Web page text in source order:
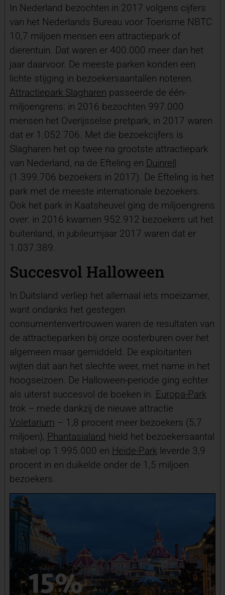
In Nederland bezochten in 2017 volgens cijfers
van het Nederlands Bureau voor Toerisme NBTC
10,7 miljoen mensen een attractiepark of
dierentuin. Dat waren er 400.000 meer dan het
jaar daarvoor. De meeste parken konden een
lichte stijging in bezoekersaantallen noteren.
Attractiepark Slagharen passeerde de één-
miljoengrens: in 2016 bezochten 997.000
mensen het Overijsselse pretpark, in 2017 waren
dat er 1.052.706. Met die bezoekcijfers is
Slagharen het op twee na grootste attractiepark
van Nederland, na de Efteling en Duinrell
(1.399.706 bezoekers in 2017). De Efteling is het
park met de meeste internationale bezoekers.
Ook het park in Kaatsheuvel ging de miljoengrens
over: in 2016 kwamen 952.912 bezoekers uit het
buitenland, in jubileumjaar 2017 waren dat er
1.037.389.
Succesvol Halloween
In Duitsland verliep het allemaal iets moeizamer,
want ondanks het gestegen
consumentenvertrouwen waren de resultaten van
de attractieparken bij onze oosterburen over het
algemeen maar gemiddeld. De exploitanten
wijten dat aan het slechte weer, met name in het
hoogseizoen. De Halloween-periode ging echter
als uiterst succesvol de boeken in. Europa-Park
trok – mede dankzij de nieuwe attractie
Voletarium – 1,8 procent meer bezoekers (5,7
miljoen), Phantasialand hield het bezoekersaantal
stabiel op 1.995.000 en Heide-Parkleverde 3,9
procent in en duikelde onder de 1,5 miljoen
bezoekers.